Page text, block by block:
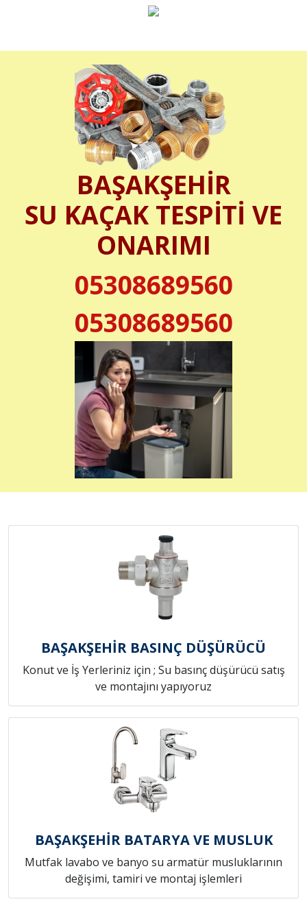
BAŞAKŞEHİR
SU KAÇAK TESPİTİ VE
ONARIMI
05308689560
05308689560
BAŞAKŞEHİR BASINÇ DÜŞÜRÜCÜ
Konut ve İş Yerleriniz için ; Su basınç düşürücü satış
ve montajını yapıyoruz
BAŞAKŞEHİR BATARYA VE MUSLUK
Mutfak lavabo ve banyo su armatür musluklarının
değişimi, tamiri ve montaj işlemleri